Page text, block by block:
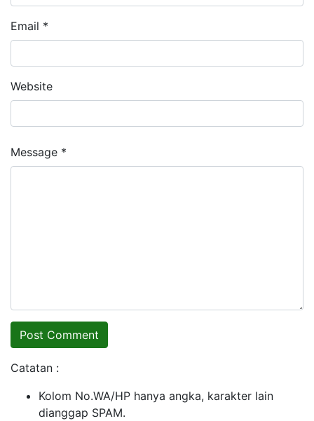
Email *
Website
Message *
Catatan :
Kolom No.WA/HP hanya angka, karakter lain
dianggap SPAM.